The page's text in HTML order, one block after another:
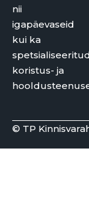
nii
igapäevaseid
kui ka
koristus- ja
© TP